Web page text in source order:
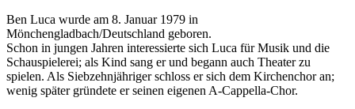
Ben Luca wurde am 8. Januar 1979 in
Mönchengladbach/Deutschland geboren.
Schon in jungen Jahren interessierte sich Luca für Musik und die
Schauspielerei; als Kind sang er und begann auch Theater zu
spielen. Als Siebzehnjähriger schloss er sich dem Kirchenchor an;
wenig später gründete er seinen eigenen A-Cappella-Chor.